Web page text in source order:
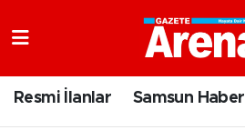
Resmi İlanlar Samsun Haber